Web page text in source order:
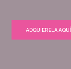
ADQUIERELA AQUÍ